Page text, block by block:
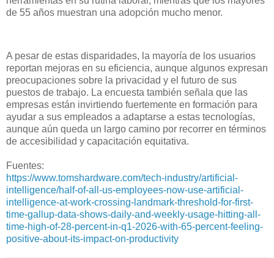
de 55 años muestran una adopción mucho menor.
A pesar de estas disparidades, la mayoría de los usuarios
reportan mejoras en su eficiencia, aunque algunos expresan
preocupaciones sobre la privacidad y el futuro de sus
puestos de trabajo. La encuesta también señala que las
empresas están invirtiendo fuertemente en formación para
ayudar a sus empleados a adaptarse a estas tecnologías,
aunque aún queda un largo camino por recorrer en términos
de accesibilidad y capacitación equitativa.
Fuentes:
https://www.tomshardware.com/tech-industry/artificial-
intelligence/half-of-all-us-employees-now-use-artificial-
intelligence-at-work-crossing-landmark-threshold-for-first-
time-gallup-data-shows-daily-and-weekly-usage-hitting-all-
time-high-of-28-percent-in-q1-2026-with-65-percent-feeling-
positive-about-its-impact-on-productivity